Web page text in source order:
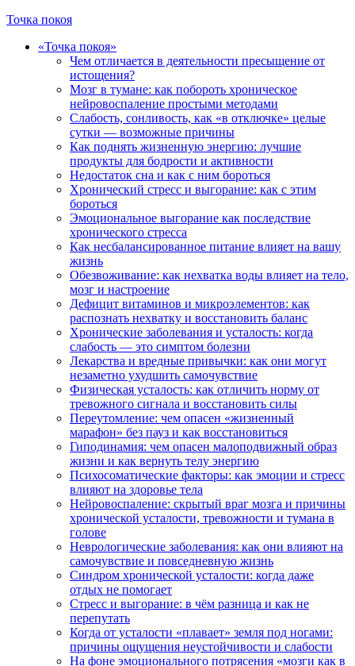
Точка покоя
«Точка покоя»
Чем отличается в деятельности пресыщение от
истощения?
Мозг в тумане: как побороть хроническое
нейровоспаление простыми методами
Слабость, сонливость, как «в отключке» целые
сутки — возможные причины
Как поднять жизненную энергию: лучшие
продукты для бодрости и активности
Недостаток сна и как с ним бороться
Хронический стресс и выгорание: как с этим
бороться
Эмоциональное выгорание как последствие
хронического стресса
Как несбалансированное питание влияет на вашу
жизнь
Обезвоживание: как нехватка воды влияет на тело,
мозг и настроение
Дефицит витаминов и микроэлементов: как
распознать нехватку и восстановить баланс
Хронические заболевания и усталость: когда
слабость — это симптом болезни
Лекарства и вредные привычки: как они могут
незаметно ухудшить самочувствие
Физическая усталость: как отличить норму от
тревожного сигнала и восстановить силы
Переутомление: чем опасен «жизненный
марафон» без пауз и как восстановиться
Гиподинамия: чем опасен малоподвижный образ
жизни и как вернуть телу энергию
Психосоматические факторы: как эмоции и стресс
влияют на здоровье тела
Нейровоспаление: скрытый враг мозга и причины
хронической усталости, тревожности и тумана в
голове
Неврологические заболевания: как они влияют на
самочувствие и повседневную жизнь
Синдром хронической усталости: когда даже
отдых не помогает
Стресс и выгорание: в чём разница и как не
перепутать
Когда от усталости «плавает» земля под ногами:
причины ощущения неустойчивости и слабости
На фоне эмоционального потрясения «мозги как в